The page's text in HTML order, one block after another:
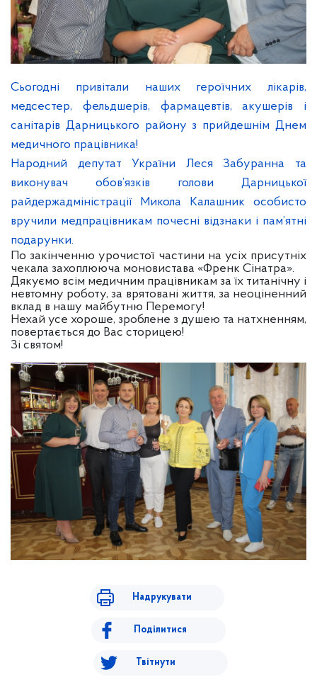
Сьогодні привітали наших героїчних лікарів,
медсестер, фельдшерів, фармацевтів, акушерів і
санітарів Дарницького району з прийдешнім Днем
медичного працівника!
Народний депутат України Леся Забуранна та
виконувач обов’язків голови Дарницької
райдержадміністрації Микола Калашник особисто
вручили медпрацівникам почесні відзнаки і пам’ятні
подарунки.
По закінченню урочистої частини на усіх присутніх
чекала захоплююча моновистава «Френк Сінатра».
Дякуємо всім медичним працівникам за їх титанічну і
невтомну роботу, за врятовані життя, за неоціненний
вклад в нашу майбутню Перемогу!
Нехай усе хороше, зроблене з душею та натхненням,
повертається до Вас сторицею!
Зі святом!
Надрукувати
Поділитися
Твітнути